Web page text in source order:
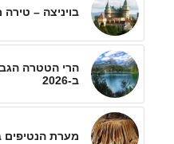
בויניצה –
ב-2026
מערת הנטיפים